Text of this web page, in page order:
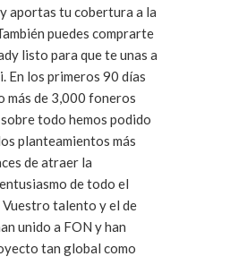
aportas tu cobertura a la
puedes comprarte
listo para que te unas a
En los primeros 90 días
más de 3,000 foneros
todo hemos podido
planteamientos más
de atraer la
de todo el
unido a FON y han
tan global como